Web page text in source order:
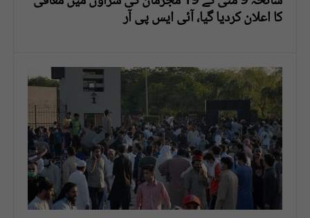
کا اعلان کردیا گیا، آئی ایس پی آر